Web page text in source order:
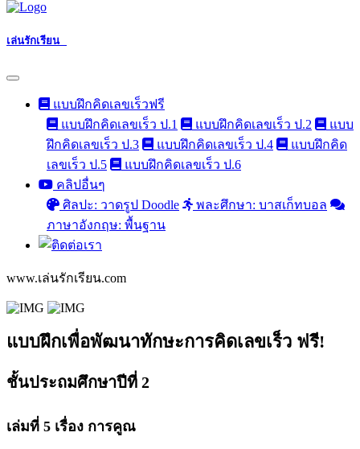
เล่นรักเรียน
แบบฝึกคิดเลขเร็วฟรี
แบบฝึกคิดเลขเร็ว ป.1
แบบฝึกคิดเลขเร็ว ป.2
แบบ
ฝึกคิดเลขเร็ว ป.3
แบบฝึกคิดเลขเร็ว ป.4
แบบฝึกคิด
เลขเร็ว ป.5
แบบฝึกคิดเลขเร็ว ป.6
คลิปอื่นๆ
ศิลปะ: วาดรูป Doodle
พละศึกษา: บาสเก็ทบอล
ภาษาอังกฤษ: พื้นฐาน
www.เล่นรักเรียน.com
แบบฝึกเพื่อพัฒนาทักษะการคิดเลขเร็ว ฟรี!
ชั้นประถมศึกษาปีที่ 2
เล่มที่ 5 เรื่อง การคูณ